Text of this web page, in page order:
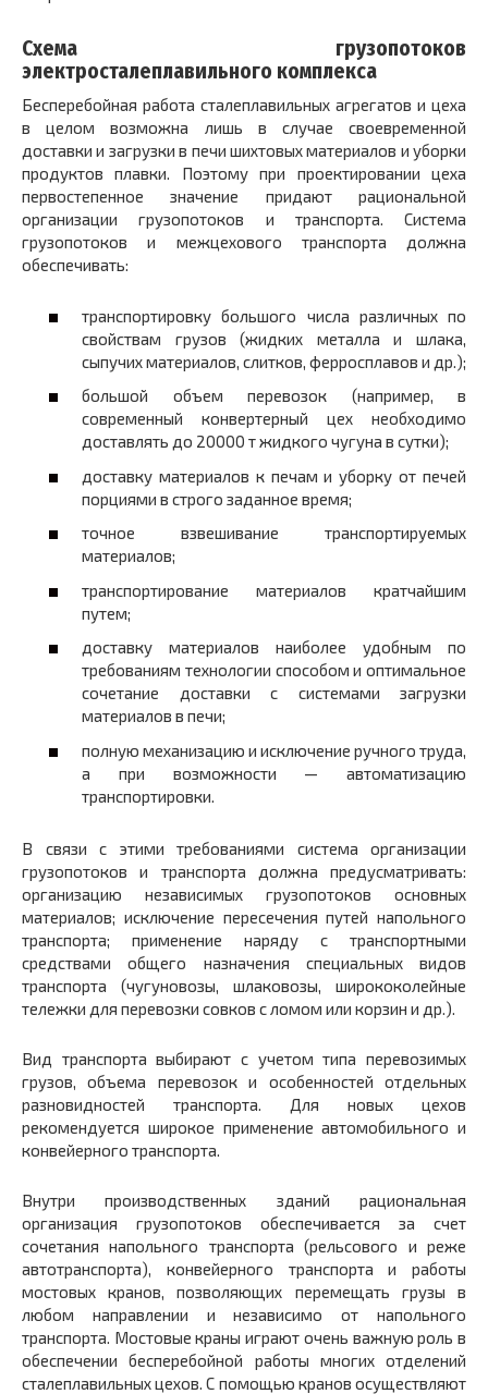
Схема грузопотоков
электросталеплавильного комплекса
Бесперебойная работа сталеплавильных агрегатов и цеха
в целом возможна лишь в случае своевременной
доставки и загрузки в печи шихтовых материалов и уборки
продуктов плавки. Поэтому при проектировании цеха
первостепенное значение придают рациональной
организации грузопотоков и транспорта. Система
грузопотоков и межцехового транспорта должна
обеспечивать:
транспортировку большого числа различных по
свойствам грузов (жидких металла и шлака,
сыпучих материалов, слитков, ферросплавов и др.);
большой объем перевозок (например, в
современный конвертерный цех необходимо
доставлять до 20000 т жидкого чугуна в сутки);
доставку материалов к печам и уборку от печей
порциями в строго заданное время;
точное взвешивание транспортируемых
материалов;
транспортирование материалов кратчайшим
путем;
доставку материалов наиболее удобным по
требованиям технологии способом и оптимальное
сочетание доставки с системами загрузки
материалов в печи;
полную механизацию и исключение ручного труда,
а при возможности — автоматизацию
транспортировки.
В связи с этими требованиями система организации
грузопотоков и транспорта должна предусматривать:
организацию независимых грузопотоков основных
материалов; исключение пересечения путей напольного
транспорта; применение наряду с транспортными
средствами общего назначения специальных видов
транспорта (чугуновозы, шлаковозы, ширококолейные
тележки для перевозки совков с ломом или корзин и др.).
Вид транспорта выбирают с учетом типа перевозимых
грузов, объема перевозок и особенностей отдельных
разновидностей транспорта. Для новых цехов
рекомендуется широкое применение автомобильного и
конвейерного транспорта.
Внутри производственных зданий рациональная
организация грузопотоков обеспечивается за счет
сочетания напольного транспорта (рельсового и реже
автотранспорта), конвейерного транспорта и работы
мостовых кранов, позволяющих перемещать грузы в
любом направлении и независимо от напольного
транспорта. Мостовые краны играют очень важную роль в
обеспечении бесперебойной работы многих отделений
сталеплавильных цехов. С помощью кранов осуществляют